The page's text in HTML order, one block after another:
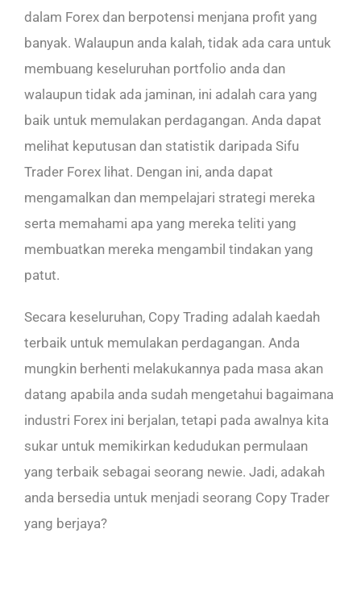
dalam Forex dan berpotensi menjana profit yang
banyak. Walaupun anda kalah, tidak ada cara untuk
membuang keseluruhan portfolio anda dan
walaupun tidak ada jaminan, ini adalah cara yang
baik untuk memulakan perdagangan. Anda dapat
melihat keputusan dan statistik daripada Sifu
Trader Forex lihat. Dengan ini, anda dapat
mengamalkan dan mempelajari strategi mereka
serta memahami apa yang mereka teliti yang
membuatkan mereka mengambil tindakan yang
patut.
Secara keseluruhan, Copy Trading adalah kaedah
terbaik untuk memulakan perdagangan. Anda
mungkin berhenti melakukannya pada masa akan
datang apabila anda sudah mengetahui bagaimana
industri Forex ini berjalan, tetapi pada awalnya kita
sukar untuk memikirkan kedudukan permulaan
yang terbaik sebagai seorang newie. Jadi, adakah
anda bersedia untuk menjadi seorang Copy Trader
yang berjaya?